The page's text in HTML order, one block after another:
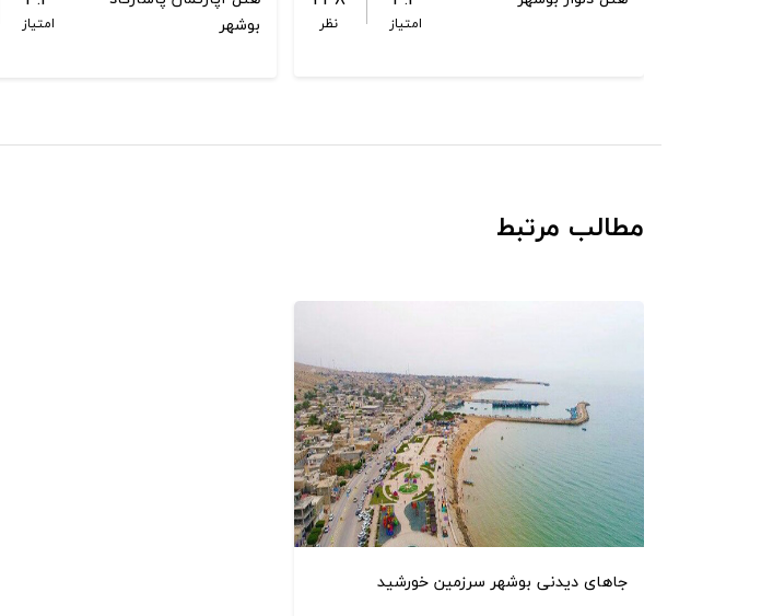
امتیاز نظر
بوشهر
امتیاز
مطالب مرتبط
جاهای دیدنی بوشهر سرزمین خورشید